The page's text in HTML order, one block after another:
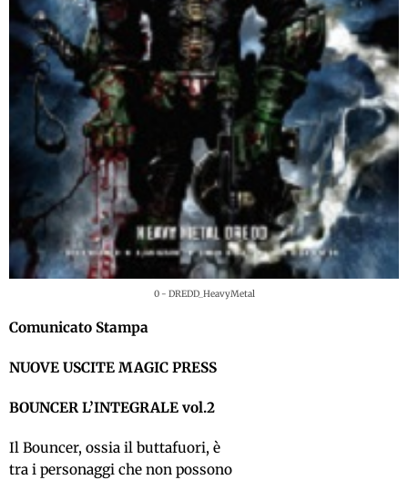
0 - DREDD_HeavyMetal
Comunicato Stampa
NUOVE USCITE MAGIC PRESS
BOUNCER L’INTEGRALE vol.2
Il Bouncer, ossia il buttafuori, è
tra i personaggi che non possono